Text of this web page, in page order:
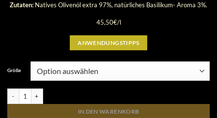
bis
14,95 €
Zutaten: Natives Olivenöl extra 97%, natürliches Basilikum- Aroma 3%.
45,50€/l
ANWENDUNGSTIPPS
Größe
IN DEN WARENKORB